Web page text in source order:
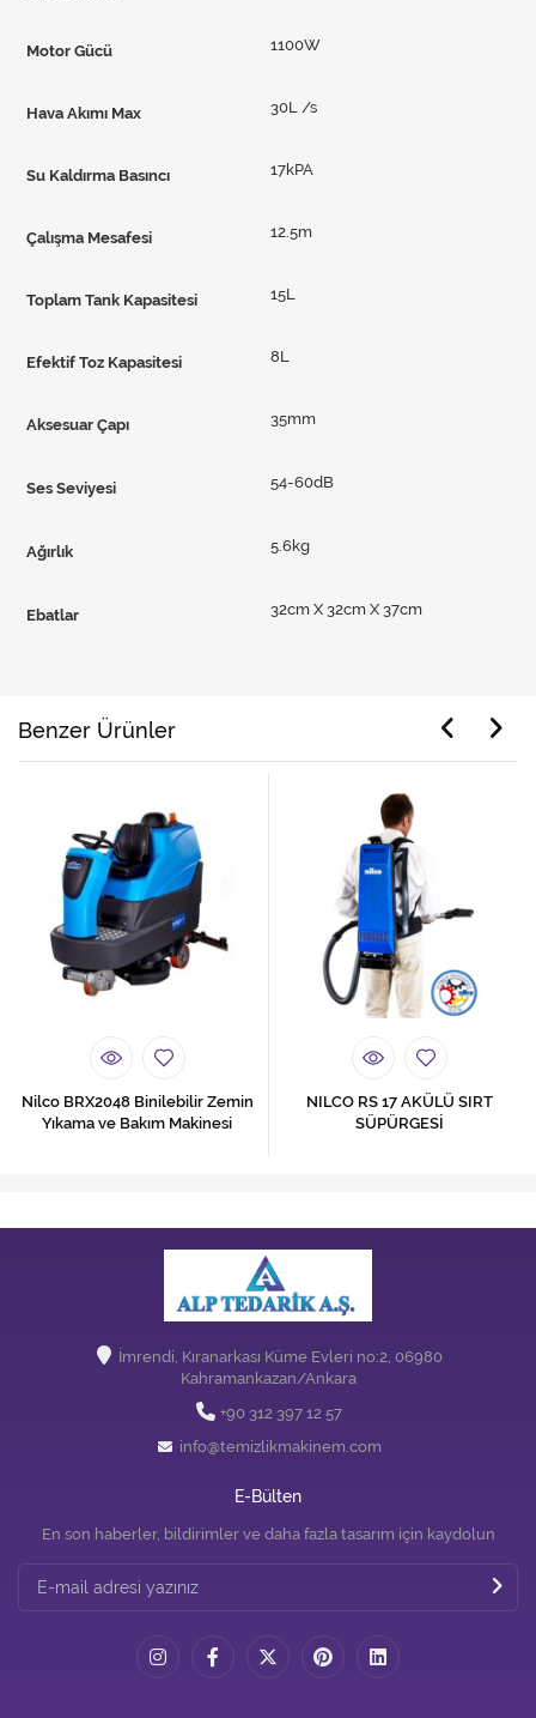
Motor Gücü 1100W
Hava Akımı Max 30L /s
Su Kaldırma Basıncı 17kPA
Çalışma Mesafesi 12.5m
Toplam Tank Kapasitesi 15L
Efektif Toz Kapasitesi 8L
Aksesuar Çapı 35mm
Ses Seviyesi 54-60dB
Ağırlık 5.6kg
Ebatlar 32cm X 32cm X 37cm
Benzer Ürünler
Nilco BRX2048 Binilebilir Zemin
Yıkama ve Bakım Makinesi
NILCO RS 17 AKÜLÜ SIRT
SÜPÜRGESİ
İmrendi, Kıranarkası Küme Evleri no:2, 06980
Kahramankazan/Ankara
+90 312 397 12 57
info@temizlikmakinem.com
E-Bülten
En son haberler, bildirimler ve daha fazla tasarım için kaydolun